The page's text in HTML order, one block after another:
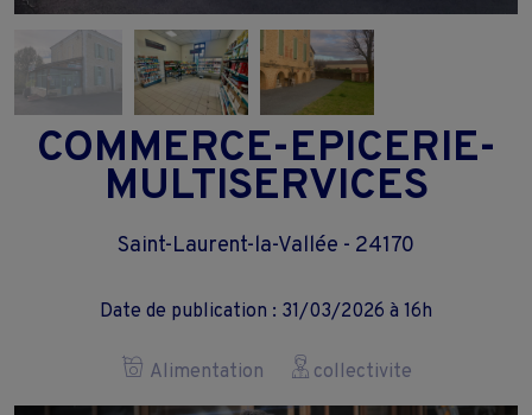
COMMERCE-EPICERIE-
MULTISERVICES
Saint-Laurent-la-Vallée - 24170
Date de publication : 31/03/2026 à 16h
Alimentation collectivite